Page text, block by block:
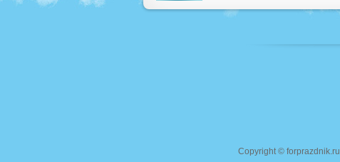
Copyright © forprazdnik.ru